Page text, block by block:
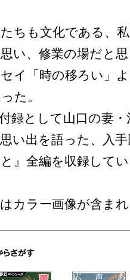
ちも文化である、
い、修業の場だと
イ「時の移ろい」
た。
録として山口の妻
い出を語った、入
』全編を収録して
カラー画像が含ま